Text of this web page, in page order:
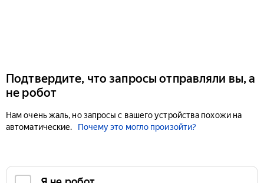
Подтвердите, что запросы отправляли вы, а
не робот
Нам очень жаль, но запросы с вашего устройства похожи на
автоматические.
Почему это могло произойти?